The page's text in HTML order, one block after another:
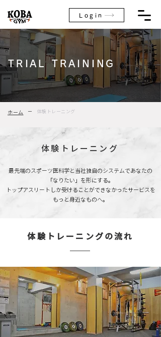
Login
TRIAL TRAINING
ホーム ー 体験トレーニング
体験トレーニング
最先端のスポーツ医科学と当社独自のシステムであなたの
「なりたい」を形にする。
トップアスリートしか受けることができなかったサービスを
もっと身近なものへ。
体験トレーニングの流れ